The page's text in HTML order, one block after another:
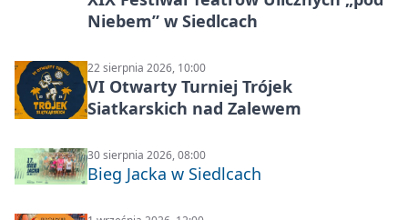
Niebem” w Siedlcach
22 sierpnia 2026, 10:00
VI Otwarty Turniej Trójek
Siatkarskich nad Zalewem
30 sierpnia 2026, 08:00
Bieg Jacka w Siedlcach